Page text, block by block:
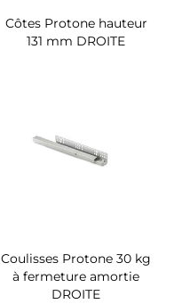
Côtes Protone hauteur
131 mm DROITE
Coulisses Protone 30 kg
à fermeture amortie
DROITE